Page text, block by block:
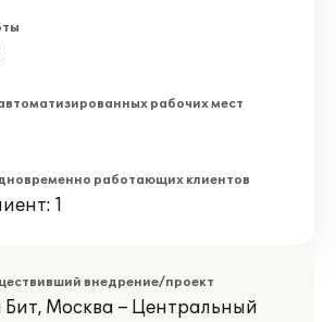
рабочих мест
работающих клиентов
1
внедрение/проект
Москва – Центральный